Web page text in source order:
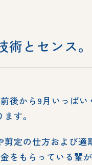
術とセンス。
後から9月いっぱい
す。
剪定の仕方および適
金をもらっている輩